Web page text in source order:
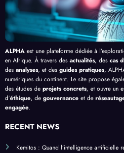
ALPHA est une plateforme dédiée à
en Afrique. À travers des actualités, des cas
des analyses, et des guides pratiques,
numériques du continent. Le site propose
des études de projets concrets, et ouvre un
d’éthique, de gouvernance et de
engagée.
RECENT NEWS
Kemitos : Quand l’intelligence artificielle